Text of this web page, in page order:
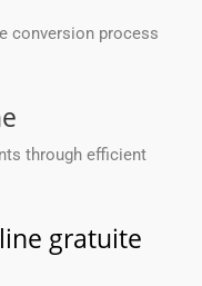
conversion process
through efficient
gratuite